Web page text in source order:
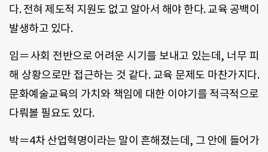
다. 전혀 제도적 지원도 없고 알아서 해야 한다. 교육 공백이
발생하고 있다.
임＝사회 전반으로 어려운 시기를 보내고 있는데, 너무 피
해 상황으로만 접근하는 것 같다. 교육 문제도 마찬가지다.
문화예술교육의 가치와 책임에 대한 이야기를 적극적으로
다뤄볼 필요도 있다.
박＝4차 산업혁명이라는 말이 흔해졌는데, 그 안에 들어가